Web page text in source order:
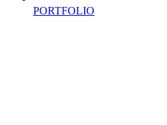
PORTFOLIO